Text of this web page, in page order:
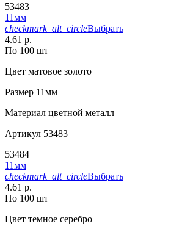
53483
11мм
checkmark_alt_circleВыбрать
4.61 р.
По 100 шт
Цвет матовое золото
Размер 11мм
Материал цветной металл
Артикул 53483
53484
11мм
checkmark_alt_circleВыбрать
4.61 р.
По 100 шт
Цвет темное серебро